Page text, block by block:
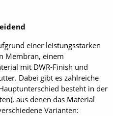
einer leistungsstarken
Membran, einem
mit DWR-Finish und
Dabei gibt es zahlreiche
besteht in der
aus denen das Material
Varianten: